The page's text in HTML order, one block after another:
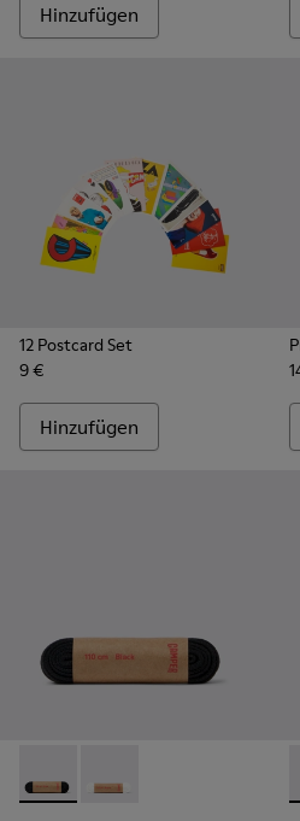
Hinzufügen
12 Postcard Set
9 €
Hinzufügen
Laces - KL00001-001 - Flache
Laces - KL00001-002 -